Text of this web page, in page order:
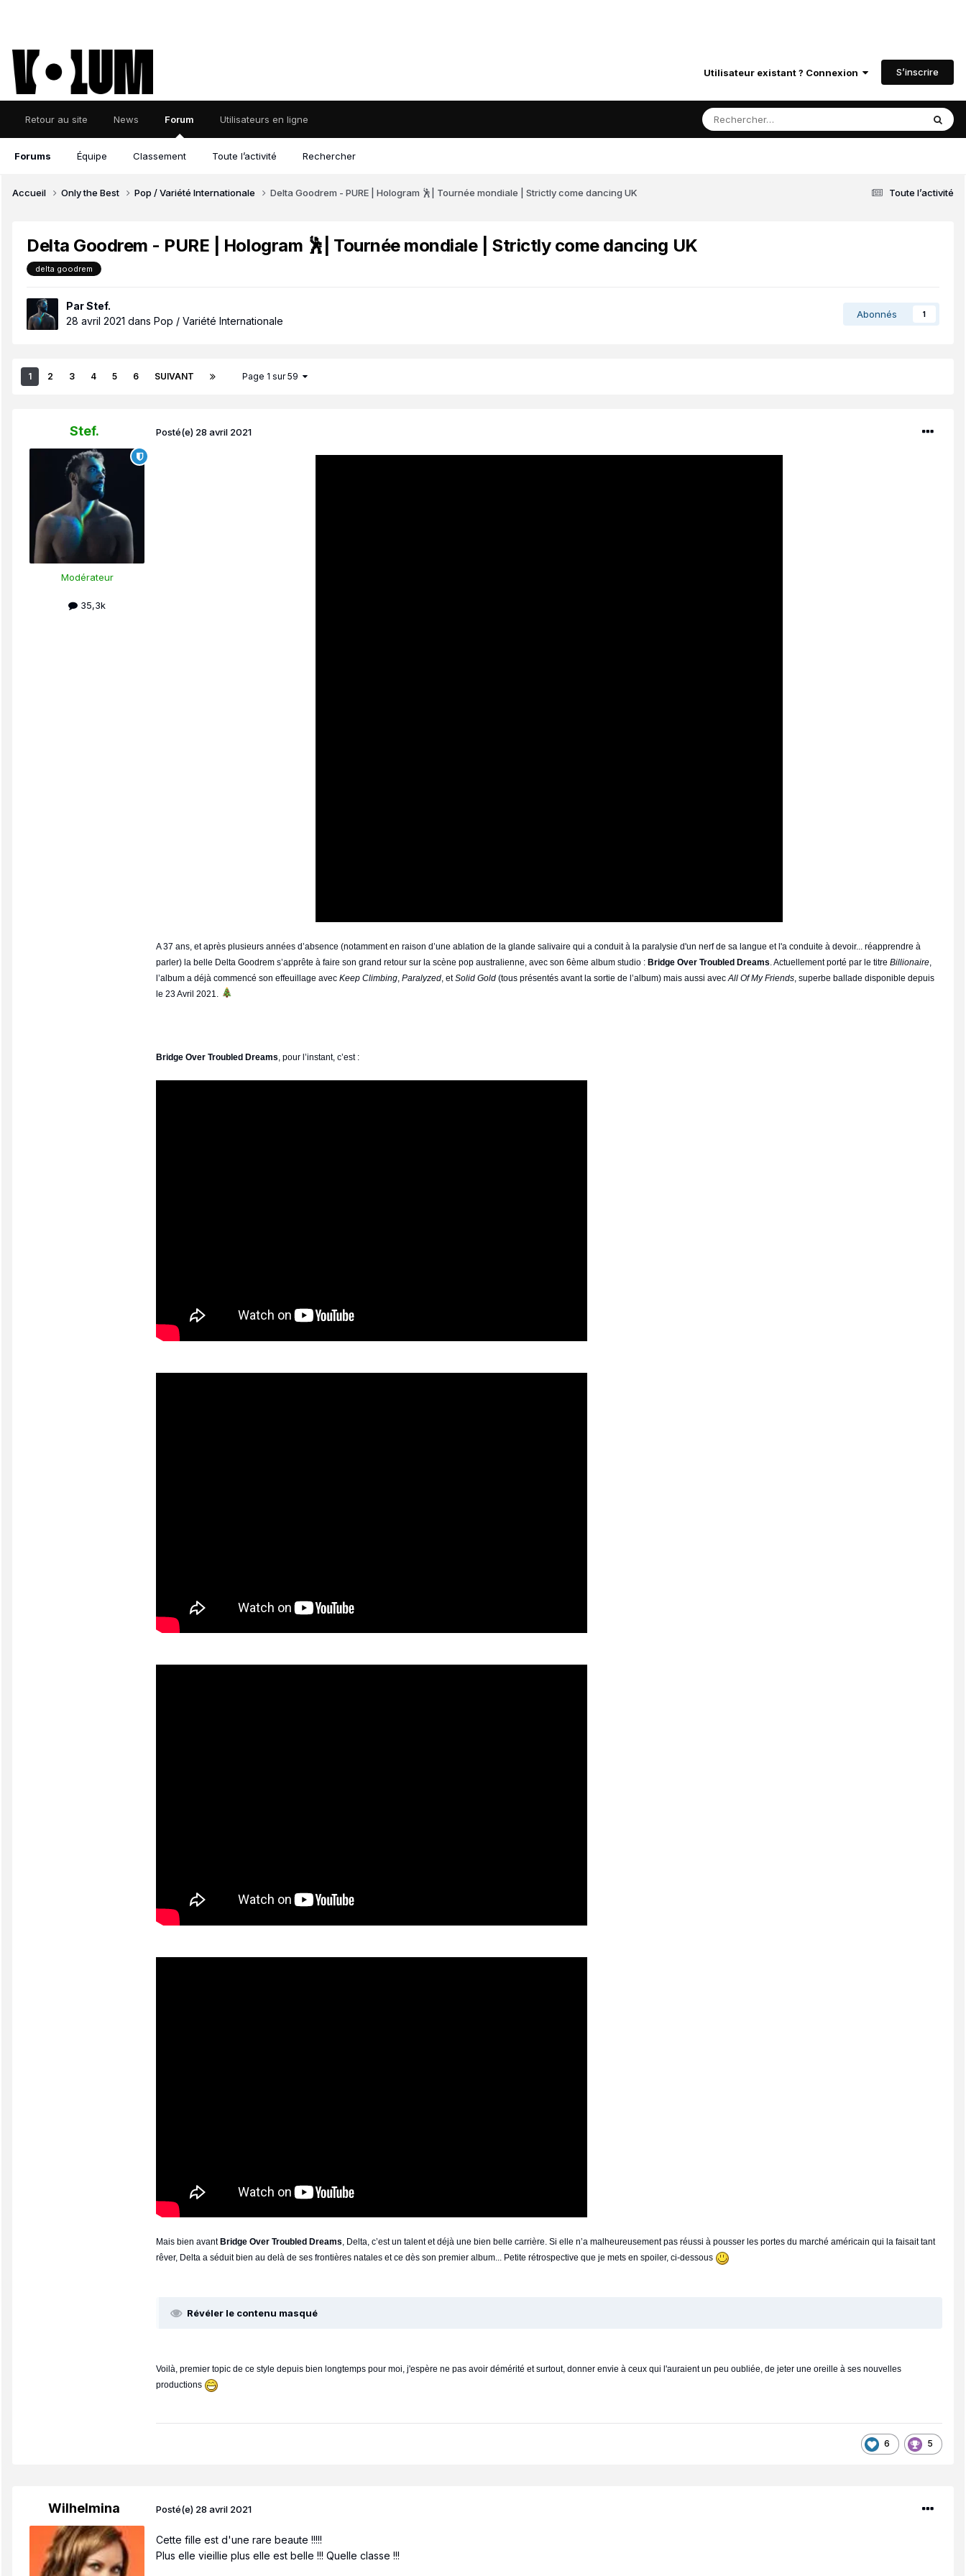
Utilisateur existant ? Connexion S’inscrire
Retour au site News Forum
Forums Équipe Classement Toute l’activité Rechercher
Utilisateurs en ligne
Toute l’activité
Accueil Only the Best Pop / Variété Internationale Delta Goodrem - PURE | Hologram 🕺| Tournée mondiale | Strictly come dancing UK
Delta Goodrem - PURE | Hologram 🕺| Tournée mondiale | Strictly come dancing UK
delta goodrem
ParStef.
28 avril 2021 dans Pop / Variété Internationale
Abonnés 1
1 2 3 4 5 6 SUIVANT Page 1 sur 59
Stef.
Modérateur
35,3k
Posté(e) 28 avril 2021
A 37 ans, et après plusieurs années d’absence (notamment en raison d’une ablation de la glande salivaire qui a conduit à la paralysie d'un nerf de sa langue et l'a conduite à devoir... réapprendre à
parler) la belle Delta Goodrem s’apprête à faire son grand retour sur la scène pop australienne, avec son 6ème album studio : Bridge Over Troubled Dreams. Actuellement porté par le titre Billionaire,
l’album a déjà commencé son effeuillage avec Keep Climbing, Paralyzed, etSolid Gold (tous présentés avant la sortie de l’album) mais aussi avecAll Of My Friends, superbe ballade disponible depuis
le 23 Avril 2021.
Bridge Over Troubled Dreams, pour l’instant, c’est :
Mais bien avant Bridge Over Troubled Dreams, Delta, c’est un talent et déjà une bien belle carrière. Si elle n’a malheureusement pas réussi à pousser les portes du marché américain qui la faisait tant
rêver, Delta a séduit bien au delà de ses frontières natales et ce dès son premier album... Petite rétrospective que je mets en spoiler, ci-dessous
Révéler le contenu masqué
Voilà, premier topic de ce style depuis bien longtemps pour moi, j'espère ne pas avoir démérité et surtout, donner envie à ceux qui l'auraient un peu oubliée, de jeter une oreille à ses nouvelles
productions
6 5
Wilhelmina Posté(e) 28 avril 2021
Cette fille est d'une rare beaute !!!!!
Plus elle vieillie plus elle est belle !!! Quelle classe !!!